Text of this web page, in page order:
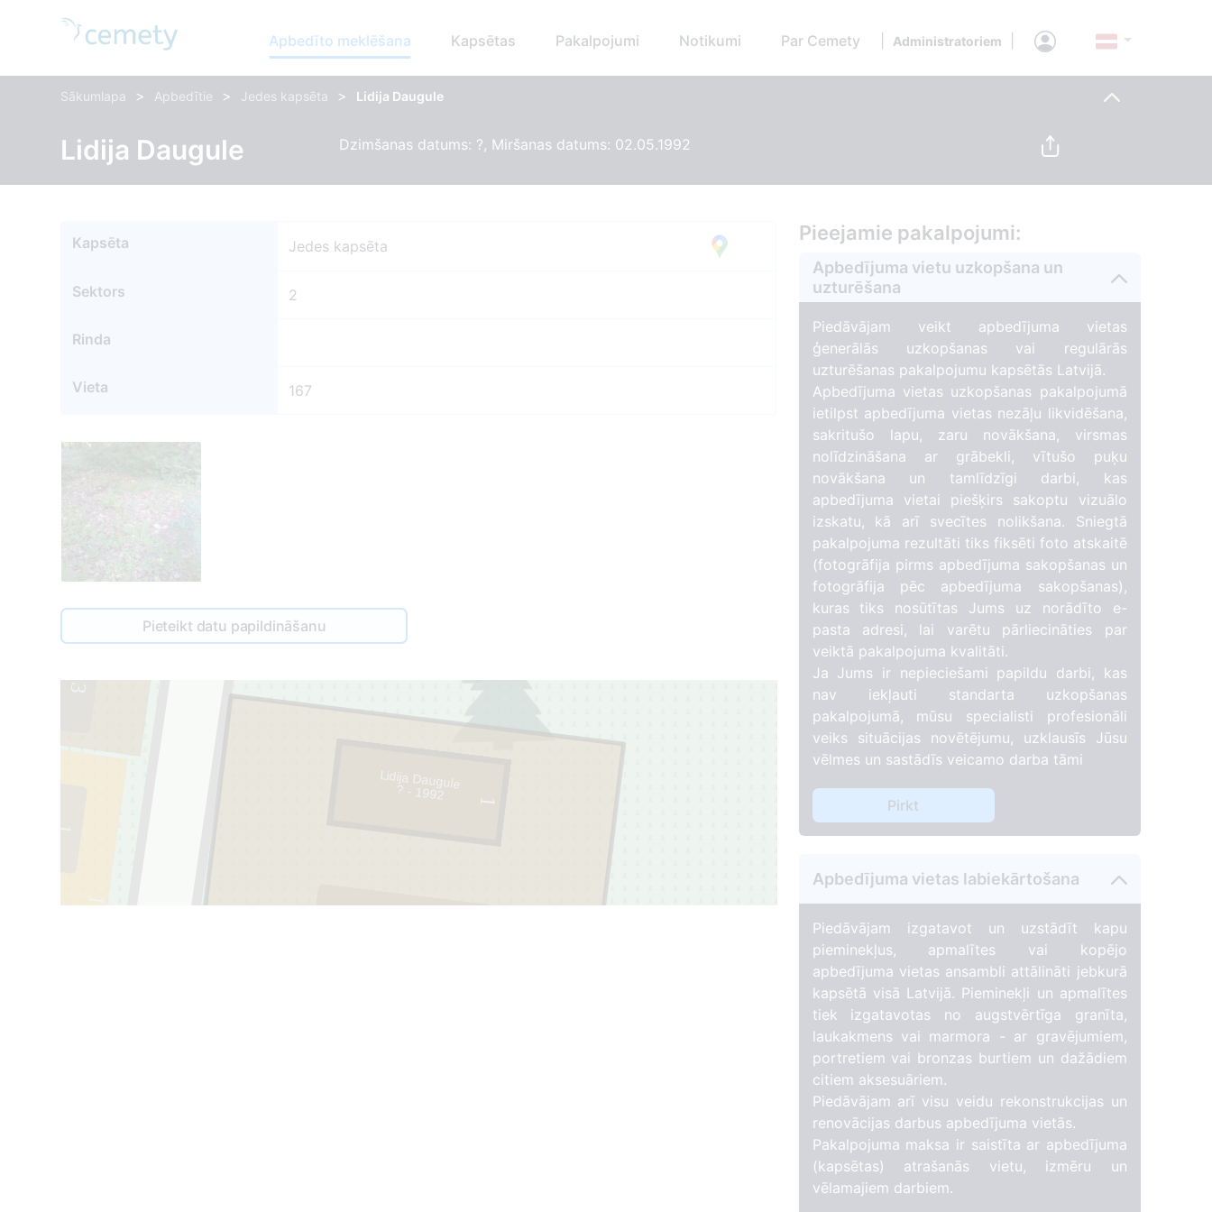
Apbedīto meklēšana Kapsētas Pakalpojumi Notikumi Par Cemety Administratoriem
Sākumlapa > Apbedītie > Jedes kapsēta > Lidija Daugule
Lidija Daugule Dzimšanas datums: ?, Miršanas datums: 02.05.1992
Kapsēta Jedes kapsēta
Sektors 2
Rinda
Vieta 167
Pieteikt datu papildināšanu
161
163
1
1
Lidija Daugule
? - 1992
Pieejamie pakalpojumi:
Apbedījuma vietu uzkopšana un
uzturēšana
Piedāvājam veikt apbedījuma vietas
ģenerālās uzkopšanas vai regulārās
uzturēšanas pakalpojumu kapsētās Latvijā.
Apbedījuma vietas uzkopšanas pakalpojumā
ietilpst apbedījuma vietas nezāļu likvidēšana,
sakritušo lapu, zaru novākšana, virsmas
nolīdzināšana ar grābekli, vītušo puķu
novākšana un tamlīdzīgi darbi, kas
apbedījuma vietai piešķirs sakoptu vizuālo
izskatu, kā arī svecītes nolikšana. Sniegtā
pakalpojuma rezultāti tiks fiksēti foto atskaitē
(fotogrāfija pirms apbedījuma sakopšanas un
fotogrāfija pēc apbedījuma sakopšanas),
kuras tiks nosūtītas Jums uz norādīto e-
pasta adresi, lai varētu pārliecināties par
veiktā pakalpojuma kvalitāti.
Ja Jums ir nepieciešami papildu darbi, kas
nav iekļauti standarta uzkopšanas
pakalpojumā, mūsu specialisti profesionāli
veiks situācijas novētējumu, uzklausīs Jūsu
vēlmes un sastādīs veicamo darba tāmi
Pirkt
Apbedījuma vietas labiekārtošana
Piedāvājam izgatavot un uzstādīt kapu
pieminekļus, apmalītes vai kopējo
apbedījuma vietas ansambli attālināti jebkurā
kapsētā visā Latvijā. Pieminekļi un apmalītes
tiek izgatavotas no augstvērtīga granīta,
laukakmens vai marmora - ar gravējumiem,
portretiem vai bronzas burtiem un dažādiem
citiem aksesuāriem.
Piedāvājam arī visu veidu rekonstrukcijas un
renovācijas darbus apbedījuma vietās.
Pakalpojuma maksa ir saistīta ar apbedījuma
(kapsētas) atrašanās vietu, izmēru un
vēlamajiem darbiem.